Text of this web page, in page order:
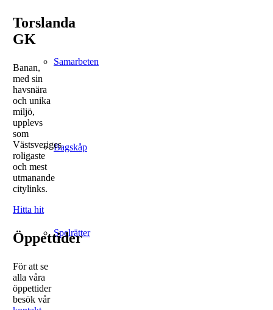
Samarbeten
Bagskåp
Spelrätter
Torslanda
GK
Banan,
med sin
havsnära
och unika
miljö,
upplevs
som
Västsveriges
roligaste
och mest
utmanande
citylinks.
Hitta hit
Öppettider
För att se
alla våra
öppettider
besök vår